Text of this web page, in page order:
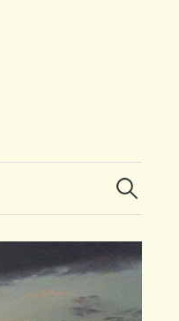
Suchen
nach: